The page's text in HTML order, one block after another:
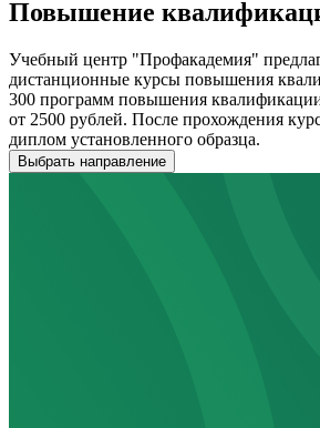
Повышение
Учебный центр "Профакадемия"
дистанционные курсы повышения
300 программ повышения
от 2500 рублей. После прохождения
диплом установленного образца.
Выбрать направление